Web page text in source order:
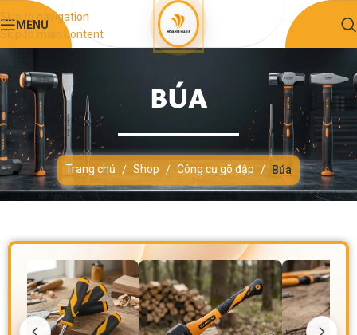
Skip to navigation
Skip to main content
MENU
BÚA
Trang chủ / Shop / Công cụ gõ đập / Búa